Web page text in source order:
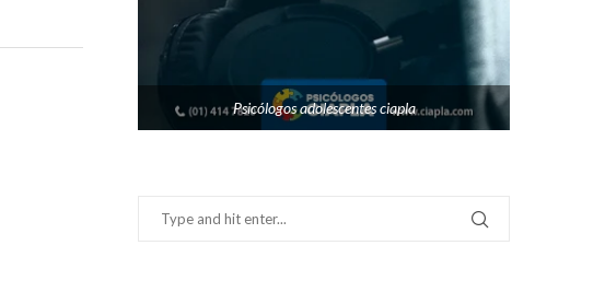
Psicólogos adolescentes ciapla